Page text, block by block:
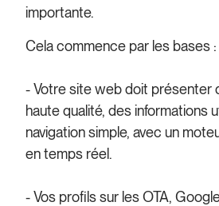
importante.
Cela commence par les bases :
- Votre site web doit présenter
haute qualité, des informations
navigation simple, avec un
en temps réel.
- Vos profils sur les OTA,